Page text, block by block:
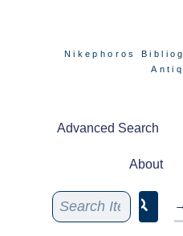
Nikephoros
Advanced Search
About